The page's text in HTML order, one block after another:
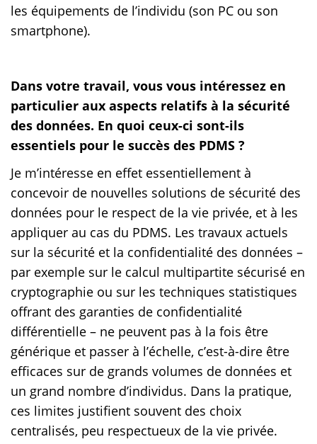
les équipements de l’individu (son PC ou son
smartphone).
Dans votre travail, vous vous intéressez en
particulier aux aspects relatifs à la sécurité
des données. En quoi ceux-ci sont-ils
essentiels pour le succès des PDMS ?
Je m’intéresse en effet essentiellement à
concevoir de nouvelles solutions de sécurité des
données pour le respect de la vie privée, et à les
appliquer au cas du PDMS. Les travaux actuels
sur la sécurité et la confidentialité des données –
par exemple sur le calcul multipartite sécurisé en
cryptographie ou sur les techniques statistiques
offrant des garanties de confidentialité
différentielle – ne peuvent pas à la fois être
générique et passer à l’échelle, c’est-à-dire être
efficaces sur de grands volumes de données et
un grand nombre d’individus. Dans la pratique,
ces limites justifient souvent des choix
centralisés, peu respectueux de la vie privée.